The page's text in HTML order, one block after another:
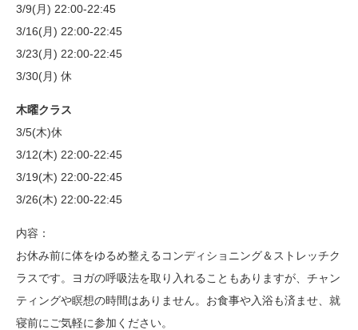
3/9(月) 22:00-22:45
3/16(月) 22:00-22:45
3/23(月) 22:00-22:45
3/30(月) 休
木曜クラス
3/5(木)休
3/12(木) 22:00-22:45
3/19(木) 22:00-22:45
3/26(木) 22:00-22:45
内容：
お休み前に体をゆるめ整えるコンディショニング＆ストレッチク
ラスです。ヨガの呼吸法を取り入れることもありますが、チャン
ティングや瞑想の時間はありません。お食事や入浴も済ませ、就
寝前にご気軽に参加ください。